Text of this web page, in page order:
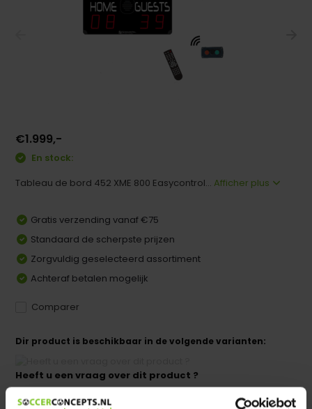
€1.999,-
En stock:
Tableau de bord 452 XME 800 Easycontrol... Afficher plus
Gratis verzending vanaf €75
Standaard de scherpste prijzen
Zorgvuldig geselecteerd assortiment
Achteraf betalen mogelijk
Comparer
Dir product is beschikbaar in de volgende varianten:
Heeft u een vraag over dit product ?
We helpen u graag met meer informatie